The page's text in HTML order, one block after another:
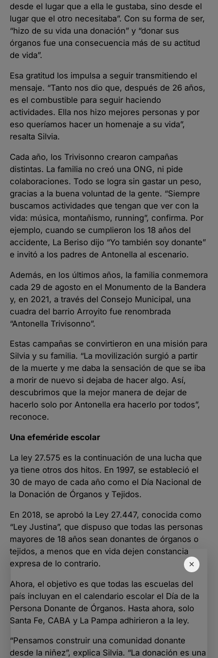
×
desde el lugar que a ella le gustaba, sino desde el
lugar que el otro necesitaba”. Con su forma de ser,
“hizo de su vida una donación” y “donar sus
órganos fue una consecuencia más de su actitud
de vida”.
Esa gratitud los impulsa a seguir transmitiendo el
mensaje. “Tanto nos dio que, después de 26 años,
es el combustible para seguir haciendo
actividades. Ella nos hizo mejores personas y por
eso queríamos hacer un homenaje a su vida”,
resalta Silvia.
Cada año, los Trivisonno crearon campañas
distintas. La familia no creó una ONG, ni pide
colaboraciones. Todo se logra sin gastar un peso,
gracias a la buena voluntad de la gente. “Siempre
buscamos actividades que tengan que ver con la
vida: música, montañismo, running”, confirma. Por
ejemplo, cuando se cumplieron los 18 años del
accidente, La Beriso dijo “Yo también soy donante”
e invitó a los padres de Antonella al escenario.
Además, en los últimos años, la familia conmemora
cada 29 de agosto en el Monumento de la Bandera
y, en 2021, a través del Consejo Municipal, una
cuadra del barrio Arroyito fue renombrada
“Antonella Trivisonno”.
Estas campañas se convirtieron en una misión para
Silvia y su familia. “La movilización surgió a partir
de la muerte y me daba la sensación de que se iba
a morir de nuevo si dejaba de hacer algo. Así,
descubrimos que la mejor manera de dejar de
hacerlo solo por Antonella era hacerlo por todos”,
reconoce.
Una efeméride escolar
La ley 27.575 es la continuación de una lucha que
ya tiene otros dos hitos. En 1997, se estableció el
30 de mayo de cada año como el Día Nacional de
la Donación de Órganos y Tejidos.
En 2018, se aprobó la Ley 27.447, conocida como
“Ley Justina”, que dispuso que todas las personas
mayores de 18 años sean donantes de órganos o
tejidos, a menos que en vida dejen constancia
expresa de lo contrario.
Ahora, el objetivo es que todas las escuelas del
país incluyan en el calendario escolar el Día de la
Persona Donante de Órganos. Hasta ahora, solo
Santa Fe, CABA y La Pampa adhirieron a la ley.
“Pensamos construir una comunidad donante
desde la niñez”, explica Silvia. “La donación es una